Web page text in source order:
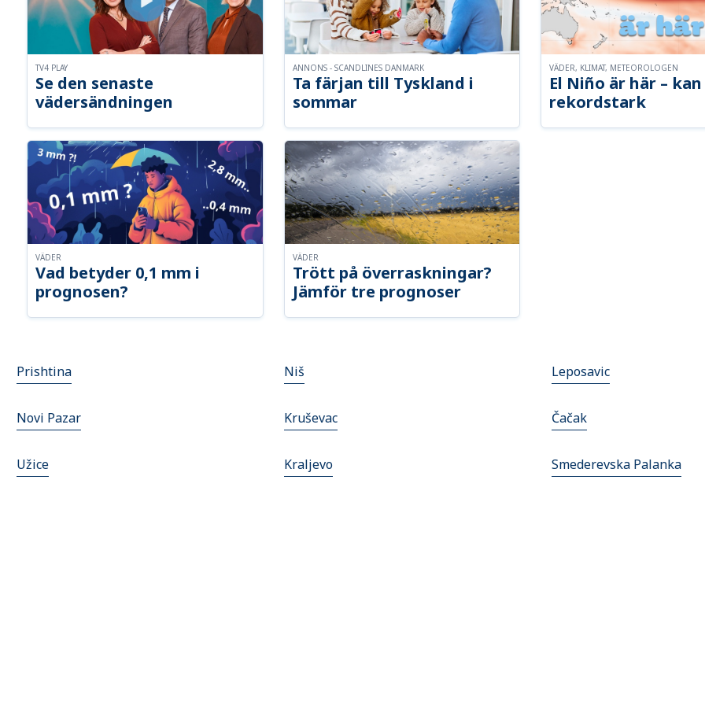
Se den senaste
vädersändningen
TV4 PLAY
Ta färjan till Tyskland i
sommar
ANNONS - SCANDLINES DANMARK
El Niño är här –
rekordstark
VÄDER, KLIMAT, METEOROLOGEN
Vad betyder 0,1 mm i
prognosen?
VÄDER
Trött på överraskningar?
Jämför tre prognoser
VÄDER
Prishtina Niš Leposavic
Novi Pazar Kruševac Čačak
Užice Kraljevo Smederevska Palanka